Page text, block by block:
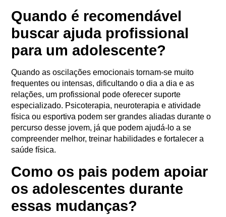
Quando é recomendável
buscar ajuda profissional
para um adolescente?
Quando as oscilações emocionais tornam-se muito
frequentes ou intensas, dificultando o dia a dia e as
relações, um profissional pode oferecer suporte
especializado. Psicoterapia, neuroterapia e atividade
física ou esportiva podem ser grandes aliadas durante o
percurso desse jovem, já que podem ajudá-lo a se
compreender melhor, treinar habilidades e fortalecer a
saúde física.
Como os pais podem apoiar
os adolescentes durante
essas mudanças?